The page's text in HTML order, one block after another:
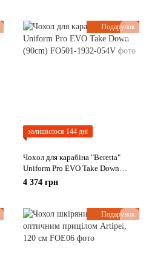
Подарунок
залишилося 144 дні
Чохол для карабіна "Beretta"
Uniform Pro EVO Take Down
(90cm)
4 374 грн
Подарунок